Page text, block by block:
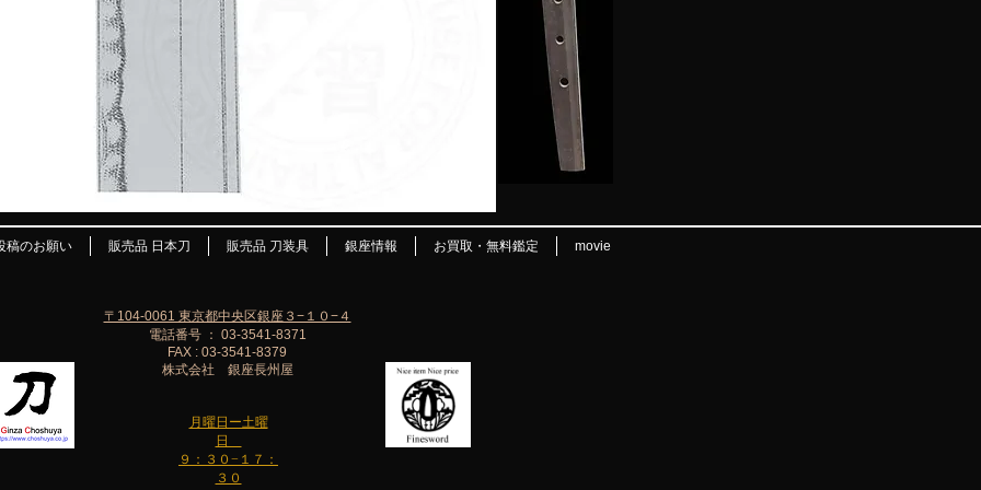
稿のお願い 販売品 日本刀 販売品 刀装具 銀座情報 お買取・無料鑑定 movie
月曜日ー土曜
日
９：３０−１７：
３０
〒104-0061 東京都中央区銀座３−１０−４
電話番号 ： 03-3541-8371
FAX : 03-3541-8379
株式会社 銀座長州屋